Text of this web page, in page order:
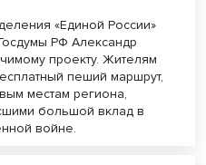
«Единой России»
РФ Александр
проекту. Жителям
пеший маршрут,
местам региона,
большой вклад в
войне.